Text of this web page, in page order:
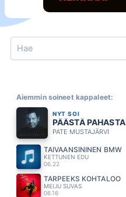
Search
Aiemmin soineet kappaleet:
NYT SOI
PÄÄSTÄ PAHASTA
PATE MUSTAJÄRVI
TAIVAANSININEN BMW
KETTUNEN EDU
06.22
TARPEEKS KOHTALOO
MEIJU SUVAS
06.16